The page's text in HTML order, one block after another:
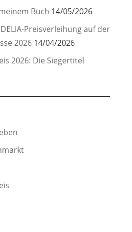
Buch 14/05/2026
Preisverleihung auf der
2026 14/04/2026
2026: Die Siegertitel